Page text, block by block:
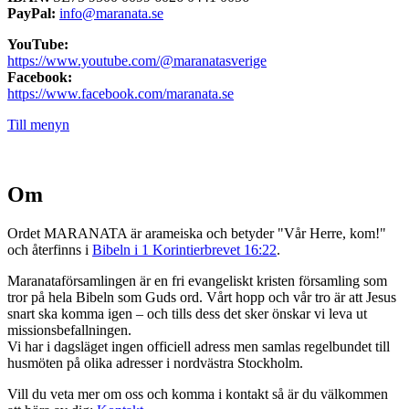
PayPal: info@maranata.se
YouTube:
https://www.youtube.com/@maranatasverige
Facebook:
https://www.facebook.com/maranata.se
Till menyn
Om
Ordet MARANATA är arameiska och betyder "Vår Herre, kom!"
och återfinns i Bibeln i 1 Korintierbrevet 16:22.
Maranataförsamlingen är en fri evangeliskt kristen församling som
tror på hela Bibeln som Guds ord. Vårt hopp och vår tro är att Jesus
snart ska komma igen – och tills dess det sker önskar vi leva ut
missionsbefallningen.
Vi har i dagsläget ingen officiell adress men samlas regelbundet till
husmöten på olika adresser i nordvästra Stockholm.
Vill du veta mer om oss och komma i kontakt så är du välkommen